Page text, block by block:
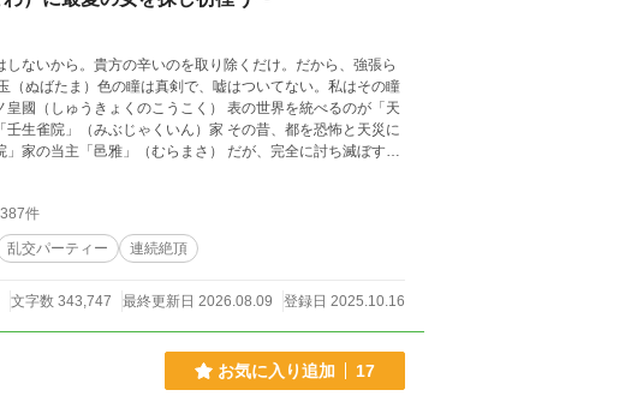
ないから。貴方の辛いのを取り除くだけ。だから、強張ら
ぬばたま）色の瞳は真剣で、嘘はついてない。私はその瞳
ゃくいん）家 その昔、都を恐怖と天災に
家の当主「邑雅」（むらまさ） だが、完全に討ち滅ぼすこ
印した。だが、両腕だけは封印が出来なかった。 その為、
に負けんじと我が国、
国の文化と西洋の文化が入り乱れる時代 一つの家は新たな
は妾の子も全て呼ばれ、儀式に参加する。 だが、その当主
、今代・・・・・・すべての子が儀式に参加したが、当主
だった。 小説家になろうでも連載してます。
件
乱交パーティー 連続絶頂
文字数 343,747 最終更新日 2026.08.09 登録日 2025.10.16
お気に入り追加 17